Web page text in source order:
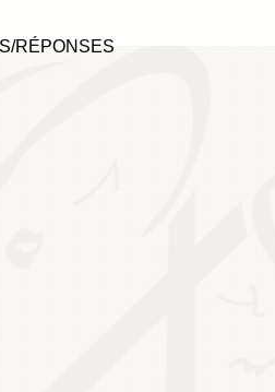
RÉPONSES
déposer les